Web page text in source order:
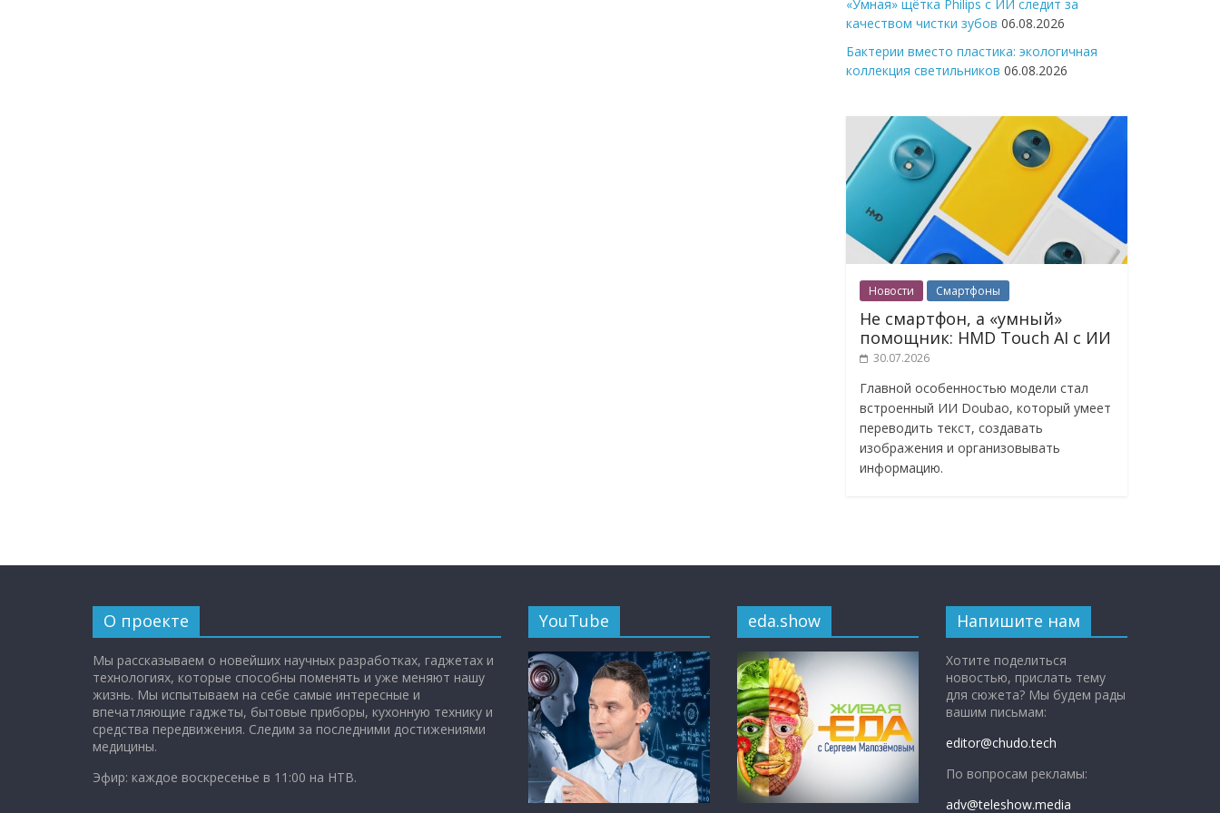
«Умная» щётка Philips с ИИ следит за
качеством чистки зубов 06.08.2026
Бактерии вместо пластика: экологичная
коллекция светильников 06.08.2026
Новости Смартфоны
Не смартфон, а «умный»
помощник: HMD Touch AI с ИИ
30.07.2026
Главной особенностью модели стал
встроенный ИИ Doubao, который умеет
переводить текст, создавать
изображения и организовывать
информацию.
О проекте
Мы рассказываем о новейших научных разработках, гаджетах и
технологиях, которые способны поменять и уже меняют нашу
жизнь. Мы испытываем на себе самые интересные и
впечатляющие гаджеты, бытовые приборы, кухонную технику и
средства передвижения. Следим за последними достижениями
медицины.
Эфир: каждое воскресенье в 11:00 на НТВ.
YouTube eda.show Напишите нам
Хотите поделиться
новостью, прислать тему
для сюжета? Мы будем рады
вашим письмам:
editor@chudo.tech
По вопросам рекламы:
adv@teleshow.media